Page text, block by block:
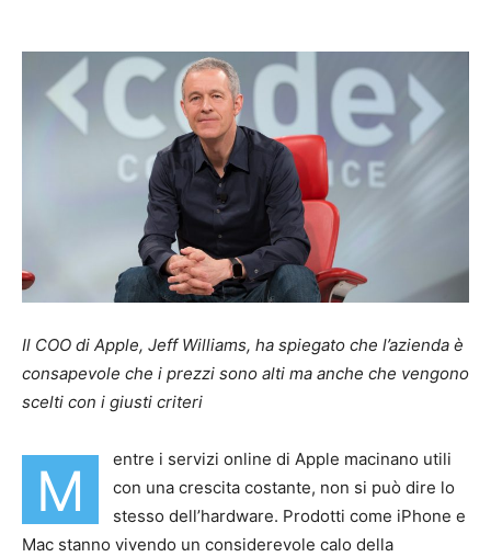
Il COO di Apple, Jeff Williams, ha spiegato che l’azienda è
consapevole che i prezzi sono alti ma anche che vengono
scelti con i giusti criteri
M
entre i servizi online di Apple macinano utili
con una crescita costante, non si può dire lo
stesso dell’hardware. Prodotti come iPhone e
Mac stanno vivendo un considerevole calo della